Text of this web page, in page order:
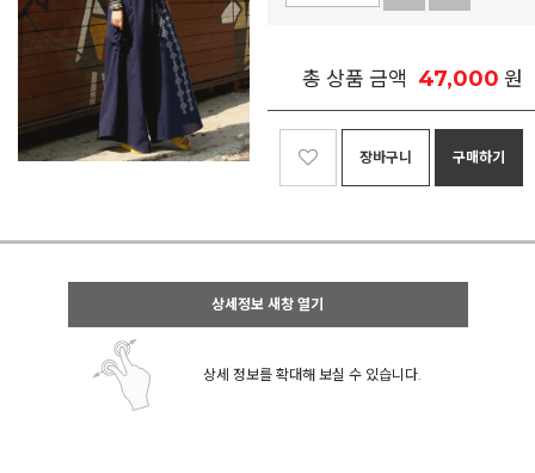
총 상품 금액 47,000 원
장바구니 구매하기
상세정보 새창 열기
상세 정보를 확대해 보실 수 있습니다.